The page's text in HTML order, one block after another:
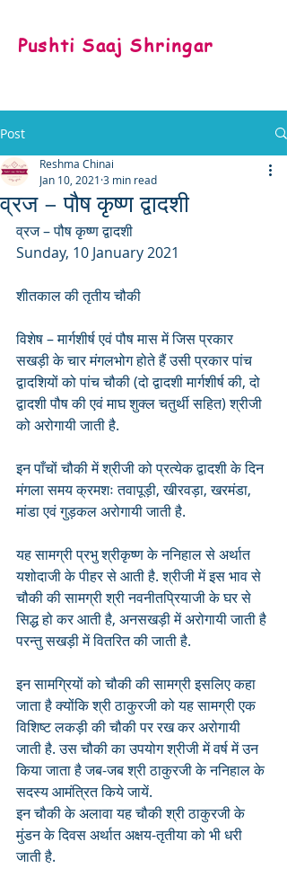
Pushti Saaj Shringar
Post
व्रज – पौष कृष्ण द्वादशी
Reshma Chinai
Jan 10, 2021 3 min read
व्रज – पौष कृष्ण द्वादशी
Sunday, 10 January 2021
शीतकाल की तृतीय चौकी
विशेष – मार्गशीर्ष एवं पौष मास में जिस प्रकार
सखड़ी के चार मंगलभोग होते हैं उसी प्रकार पांच
द्वादशियों को पांच चौकी (दो द्वादशी मार्गशीर्ष की, दो
द्वादशी पौष की एवं माघ शुक्ल चतुर्थी सहित) श्रीजी
को अरोगायी जाती है.
इन पाँचों चौकी में श्रीजी को प्रत्येक द्वादशी के दिन
मंगला समय क्रमशः तवापूड़ी, खीरवड़ा, खरमंडा,
मांडा एवं गुड़कल अरोगायी जाती है.
यह सामग्री प्रभु श्रीकृष्ण के ननिहाल से अर्थात
यशोदाजी के पीहर से आती है. श्रीजी में इस भाव से
चौकी की सामग्री श्री नवनीतप्रियाजी के घर से
सिद्ध हो कर आती है, अनसखड़ी में अरोगायी जाती है
परन्तु सखड़ी में वितरित की जाती है.
इन सामग्रियों को चौकी की सामग्री इसलिए कहा
जाता है क्योंकि श्री ठाकुरजी को यह सामग्री एक
विशिष्ट लकड़ी की चौकी पर रख कर अरोगायी
जाती है. उस चौकी का उपयोग श्रीजी में वर्ष में उन
किया जाता है जब-जब श्री ठाकुरजी के ननिहाल के
सदस्य आमंत्रित किये जायें.
इन चौकी के अलावा यह चौकी श्री ठाकुरजी के
मुंडन के दिवस अर्थात अक्षय-तृतीया को भी धरी
जाती है.